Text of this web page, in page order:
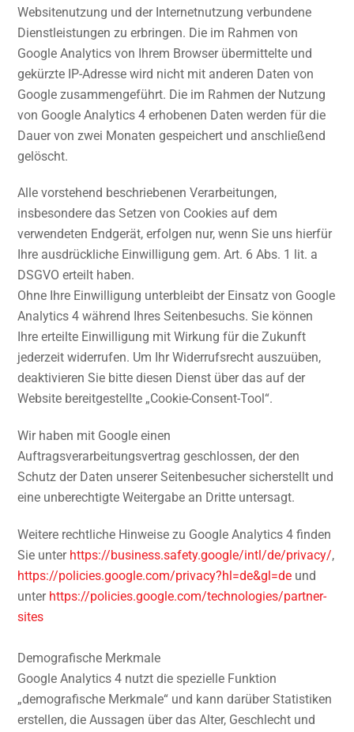
Websitenutzung und der Internetnutzung verbundene
Dienstleistungen zu erbringen. Die im Rahmen von
Google Analytics von Ihrem Browser übermittelte und
gekürzte IP-Adresse wird nicht mit anderen Daten von
Google zusammengeführt. Die im Rahmen der Nutzung
von Google Analytics 4 erhobenen Daten werden für die
Dauer von zwei Monaten gespeichert und anschließend
gelöscht.
Alle vorstehend beschriebenen Verarbeitungen,
insbesondere das Setzen von Cookies auf dem
verwendeten Endgerät, erfolgen nur, wenn Sie uns hierfür
Ihre ausdrückliche Einwilligung gem. Art. 6 Abs. 1 lit. a
DSGVO erteilt haben.
Ohne Ihre Einwilligung unterbleibt der Einsatz von Google
Analytics 4 während Ihres Seitenbesuchs. Sie können
Ihre erteilte Einwilligung mit Wirkung für die Zukunft
jederzeit widerrufen. Um Ihr Widerrufsrecht auszuüben,
deaktivieren Sie bitte diesen Dienst über das auf der
Website bereitgestellte „Cookie-Consent-Tool“.
Wir haben mit Google einen
Auftragsverarbeitungsvertrag geschlossen, der den
Schutz der Daten unserer Seitenbesucher sicherstellt und
eine unberechtigte Weitergabe an Dritte untersagt.
Weitere rechtliche Hinweise zu Google Analytics 4 finden
Sie unter https://business.safety.google/intl/de/privacy/,
https://policies.google.com/privacy?hl=de&gl=de und
unter https://policies.google.com/technologies/partner-
sites
Demografische Merkmale
Google Analytics 4 nutzt die spezielle Funktion
„demografische Merkmale“ und kann darüber Statistiken
erstellen, die Aussagen über das Alter, Geschlecht und